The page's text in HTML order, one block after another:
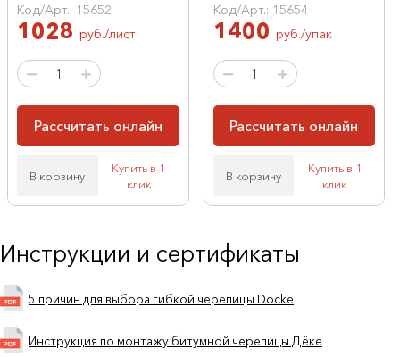
Код/Арт.: 15652
1028 руб./лист
Рассчитать онлайн
В корзину
Купить в 1
клик
Код/Арт.: 15654
1400 руб./упак
Рассчитать онлайн
В корзину
Купить в 1
клик
Инструкции и сертификаты
5 причин для выбора гибкой черепицы Döcke
Инструкция по монтажу битумной черепицы Дёке